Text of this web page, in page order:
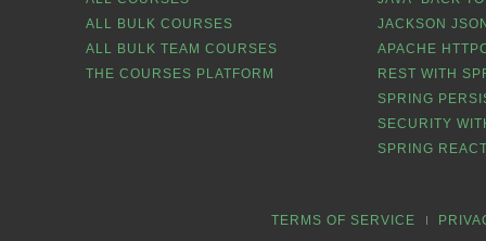
ALL BULK COURSES
ALL BULK TEAM COURSES
THE COURSES PLATFORM
JACKSON
APACHE
REST WITH
SPRING
SECURITY
SPRING
TERMS OF SERVICE